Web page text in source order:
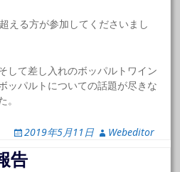
える方が参加してくださいまし
して差し入れのボッパルトワイン
ッパルトについての話題が尽きな
2019年5月11日 Webeditor
告